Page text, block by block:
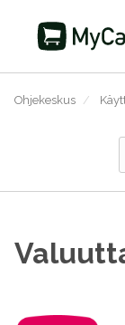
Ohjekeskus /